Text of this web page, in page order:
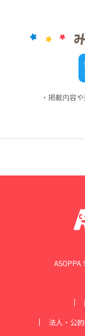
・掲載内容
ASOPPA
法人・公